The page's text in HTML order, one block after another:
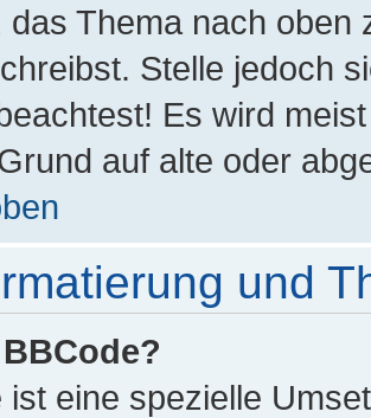
das Thema nach oben
Stelle jedoch
Es wird
auf alte oder
und
ist eine spezielle